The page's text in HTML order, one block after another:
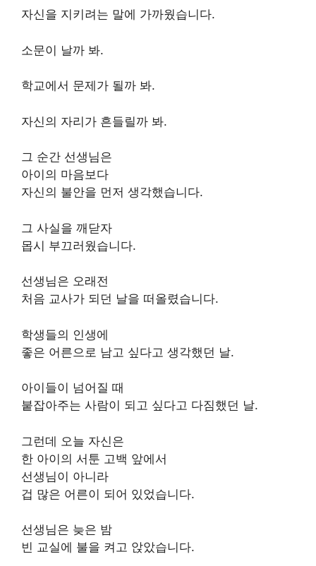
자신을 지키려는 말에 가까웠습니다.
소문이 날까 봐.
학교에서 문제가 될까 봐.
자신의 자리가 흔들릴까 봐.
그 순간 선생님은
아이의 마음보다
자신의 불안을 먼저 생각했습니다.
그 사실을 깨닫자
몹시 부끄러웠습니다.
선생님은 오래전
처음 교사가 되던 날을 떠올렸습니다.
학생들의 인생에
좋은 어른으로 남고 싶다고 생각했던 날.
아이들이 넘어질 때
붙잡아주는 사람이 되고 싶다고 다짐했던 날.
그런데 오늘 자신은
한 아이의 서툰 고백 앞에서
선생님이 아니라
겁 많은 어른이 되어 있었습니다.
선생님은 늦은 밤
빈 교실에 불을 켜고 앉았습니다.